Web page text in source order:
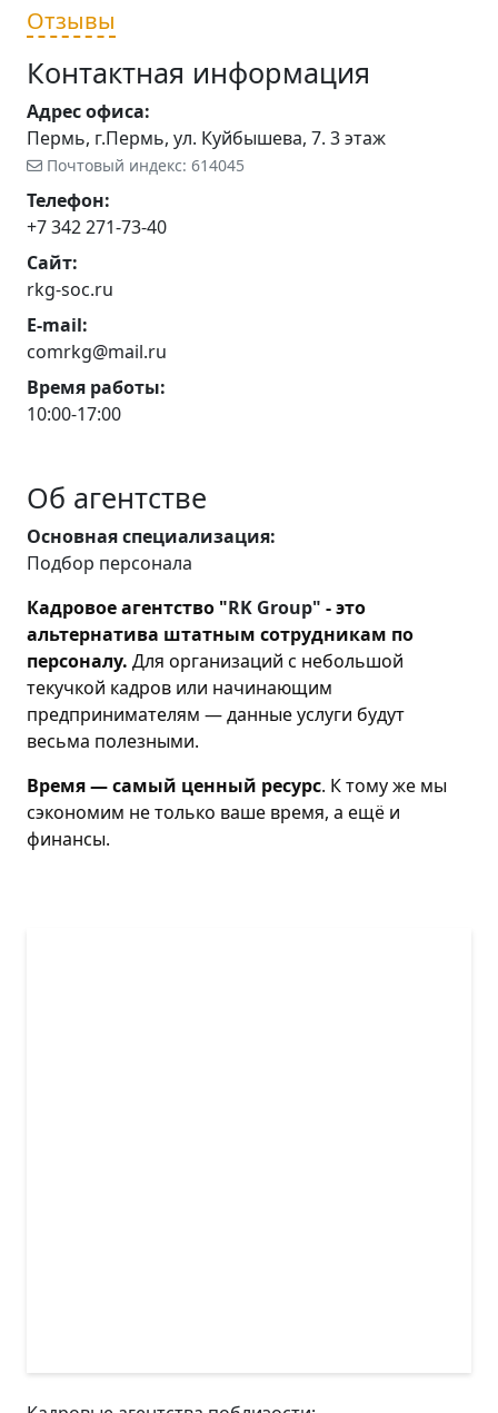
Отзывы
Контактная информация
Адрес офиса:
Пермь, г.Пермь, ул. Куйбышева, 7. 3 этаж
Почтовый индекс: 614045
Телефон:
+7 342 271-73-40
Сайт:
rkg-soc.ru
E-mail:
comrkg@mail.ru
Время работы:
10:00-17:00
Об агентстве
Основная специализация:
Подбор персонала
Кадровое агентство "RK Group" - это
альтернатива штатным сотрудникам по
персоналу. Для организаций с небольшой
текучкой кадров или начинающим
предпринимателям — данные услуги будут
весьма полезными.
Время — самый ценный ресурс. К тому же мы
сэкономим не только ваше время, а ещё и
финансы.